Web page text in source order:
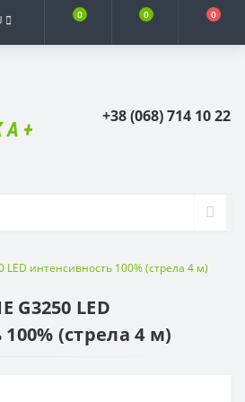
0 0 0
+38 (068) 714 10 22
LED интенсивность 100% (стрела 4 м)
G3250 LED
(стрела 4 м)